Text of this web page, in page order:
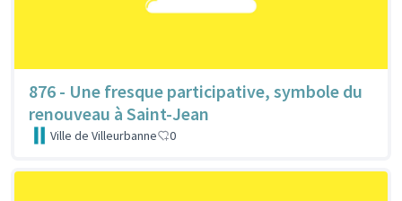
876 - Une fresque participative, symbole du
renouveau à Saint-Jean
Ville de Villeurbanne 0